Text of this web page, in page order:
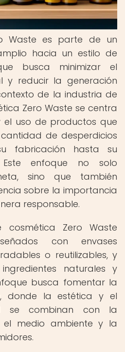
Waste es parte de un
hacia un estilo de
busca minimizar el
y reducir la generación
de la industria de
Zero Waste se centra
uso de productos que
de desperdicios
fabricación hasta su
Este enfoque no solo
sino que también
sobre la importancia
responsable.
cosmética Zero Waste
con envases
o reutilizables, y
naturales y
busca fomentar la
donde la estética y el
se combinan con la
el medio ambiente y la